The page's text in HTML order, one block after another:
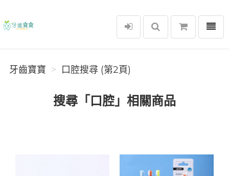
牙齒寶寶
選單
牙齒寶寶 口腔搜尋 (第2頁)
搜尋「口腔」相關商品